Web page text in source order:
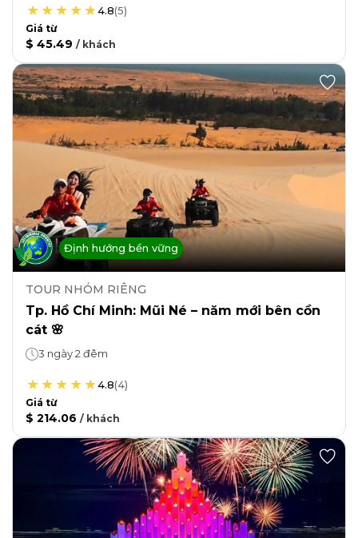
4.8(5)
Giá từ
$ 45.49 / khách
Định hướng bền vững
TOUR NHÓM RIÊNG
Tp. Hồ Chí Minh: Mũi Né – năm mới bên cồn
cát 🌸
3 ngày 2 đêm
4.8(4)
Giá từ
$ 214.06 / khách